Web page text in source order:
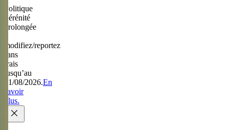
Politique
Sérénité
prolongée
modifiez/reportez
sans
frais
jusqu’au
31/08/2026.En
savoir
plus.